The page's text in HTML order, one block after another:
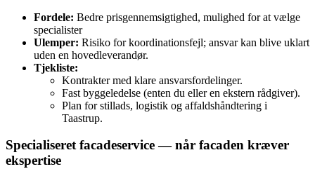
Fordele: Bedre prisgennemsigtighed, mulighed for at vælge
specialister
Ulemper: Risiko for koordinationsfejl; ansvar kan blive uklart
uden en hovedleverandør.
Tjekliste:
Kontrakter med klare ansvarsfordelinger.
Fast byggeledelse (enten du eller en ekstern rådgiver).
Plan for stillads, logistik og affaldshåndtering i
Taastrup.
Specialiseret facadeservice — når facaden kræver
ekspertise